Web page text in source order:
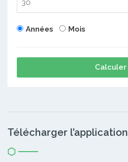
Années Mois
Calculer
Télécharger l’application